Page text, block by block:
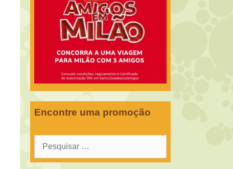
Encontre uma promoção
Pesquisar